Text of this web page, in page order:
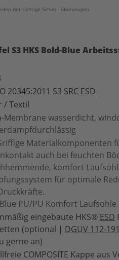
der richtige Schuh - überzeugen
S3 HKS Bold-Blue
20345:2011 S3 SRC ESD
/ Textil
Membrane wasserdicht,
Materialkomponenten
auch bei feuchten
komfort
für optimale
PU/PU Komfort
eingebaute HKS® ESD
(optional | DGUV 112-
gerne an)
COMPOSITE Kappe aus